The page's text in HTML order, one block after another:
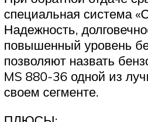
специальная система
Надежность,
повышенный уровень
позволяют назвать
MS 880-36 одной из
своем сегменте.